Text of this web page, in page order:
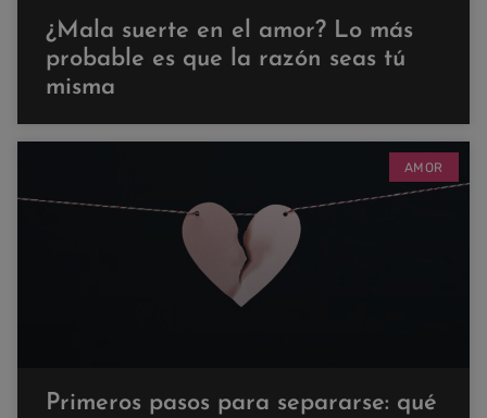
¿Mala suerte en el amor? Lo más
probable es que la razón seas tú
misma
AMOR
Primeros pasos para separarse: qué